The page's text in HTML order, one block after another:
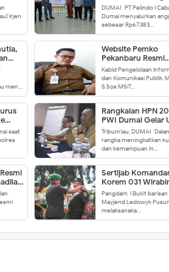
Irjen
Bantu Renovasi
Leluhur di Dumai
DUMAI- PT Pelindo I
Dumai menyalurkan
sebesar Rp67.383…
men…
Website Pemko
Pekanbaru Resmi
Dikelola Kominfo
Kabid Pengelolaan
dan Komunikasi Publik,
S.Sos MSiT…
saat
Rangkaian HPN
PWI Dumai Gelar
Tribunriau, DUMAI-
rangka meningkatkan
dan kemampuan in…
Sertijab
Korem 031
Pangdam I Bukit barisan
Mayjend Ledowyk
melaksanaka…